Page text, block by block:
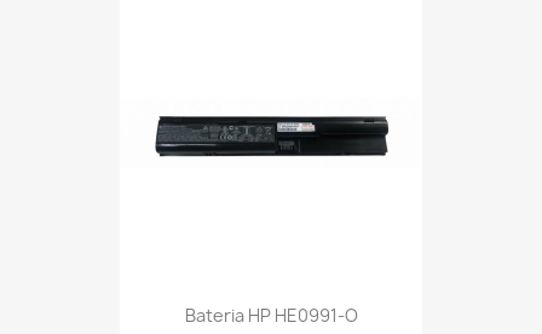
Bateria HP HE0991-O